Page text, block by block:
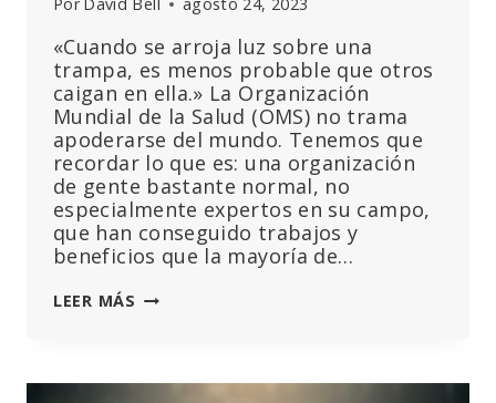
Por David Bell agosto 24, 2023
«Cuando se arroja luz sobre una
trampa, es menos probable que otros
caigan en ella.» La Organización
Mundial de la Salud (OMS) no trama
apoderarse del mundo. Tenemos que
recordar lo que es: una organización
de gente bastante normal, no
especialmente expertos en su campo,
que han conseguido trabajos y
beneficios que la mayoría de…
LEER MÁS LA